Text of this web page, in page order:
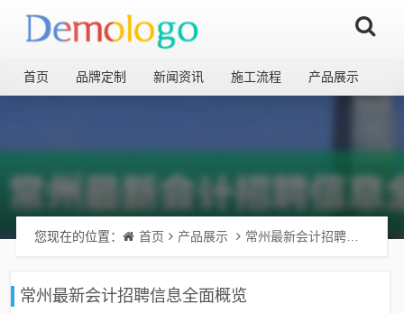
首页 品牌定制 新闻资讯 施工流程 产品展示
您现在的位置： 首页 产品展示 常州最新会计招聘信息全面概览
常州最新会计招聘信息全面概览